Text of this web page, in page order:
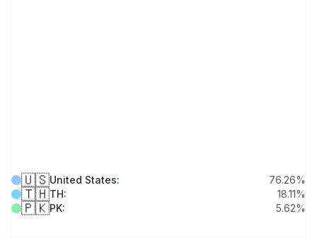
🇺🇸United States: 76.26%
🇹🇭TH: 18.11%
🇵🇰PK: 5.62%